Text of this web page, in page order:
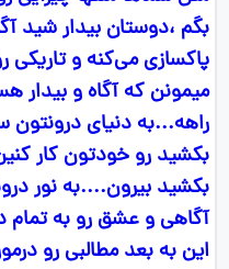
بگم ،دوستان بیدار شید
پاکسازی می‌کنه و
میمونن که آگاه و بیدار
راهه...به دنیای درونتون
بکشید رو خودتون کار
بکشید بیرون....به نور
آگاهی و عشق رو به تمام
این به بعد مطالبی رو